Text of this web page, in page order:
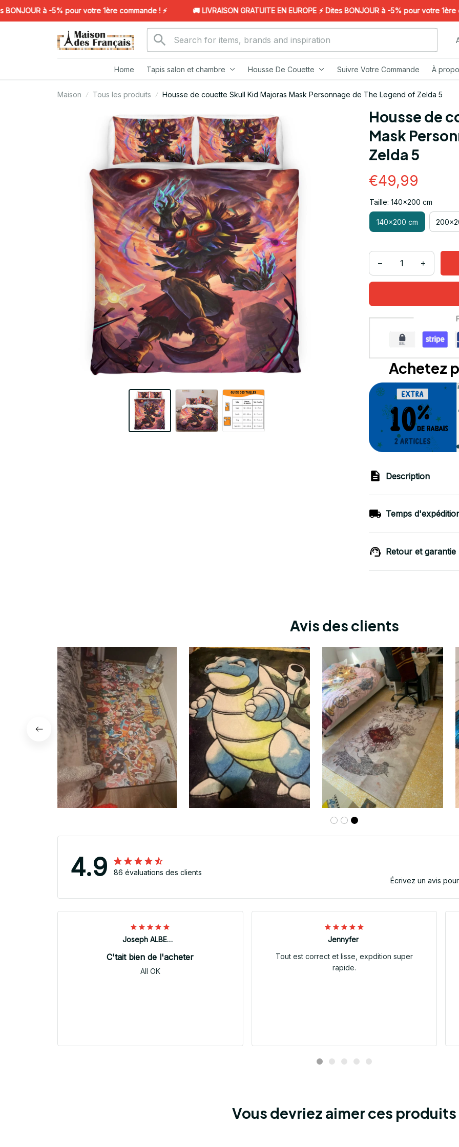
à -5% pour votre 1ère commande ! ⚡️ 🚚 LIVRAISON GRATUITE EN EUROPE ⚡️ Dites BONJOUR à -5% pour votre 1ère
Home Tapis salon et chambre Housse De Couette Suivre Votre Commande À
Maison Tous les produits Housse de couette Skull Kid Majoras Mask Personnage de The Legend of Zelda 5
Housse de
Mask
Zelda 5
€49,99
Taille: 140x200 cm
140x200 cm
Achetez
Description
Temps
Retour et garantie
Avis des clients
4.9
86 évaluations des clients
Écrivez un avis
Joseph ALBERTINI
C'tait bien de l'acheter
All OK
Jennyfer
Tout est correct et lisse, expdition super
rapide.
Vous devriez aimer ces produits